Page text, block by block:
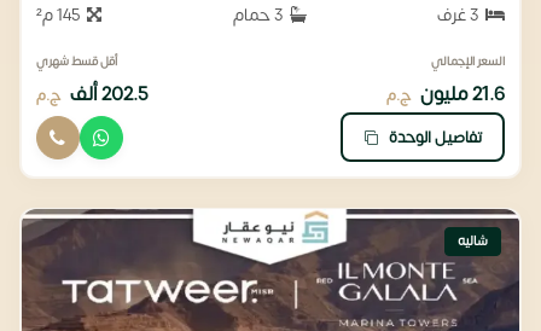
3 حمام 145 م²
السعر الإجمالي
21.6 مليون ج.م
أقل قسط شهري
202.5 ألف ج.م
تفاصيل الوحدة
شاليه